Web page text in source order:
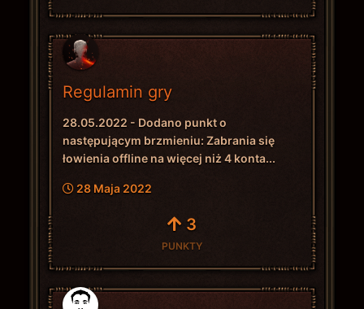
Regulamin gry
28.05.2022 - Dodano punkt o
następującym brzmieniu: Zabrania się
łowienia offline na więcej niż 4 konta...
28 Maja 2022
3
PUNKTY